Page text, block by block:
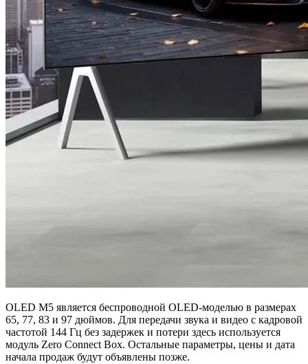
OLED M5 является беспроводной OLED-моделью в размерах
65, 77, 83 и 97 дюймов. Для передачи звука и видео с кадровой
частотой 144 Гц без задержек и потери здесь используется
модуль Zero Connect Box. Остальные параметры, цены и дата
начала продаж будут объявлены позже.